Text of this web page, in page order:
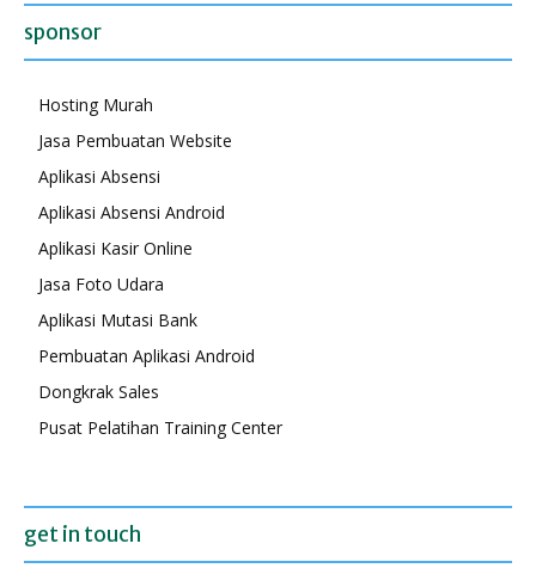
sponsor
Hosting Murah
Jasa Pembuatan Website
Aplikasi Absensi
Aplikasi Absensi Android
Aplikasi Kasir Online
Jasa Foto Udara
Aplikasi Mutasi Bank
Pembuatan Aplikasi Android
Dongkrak Sales
Pusat Pelatihan Training Center
get in touch